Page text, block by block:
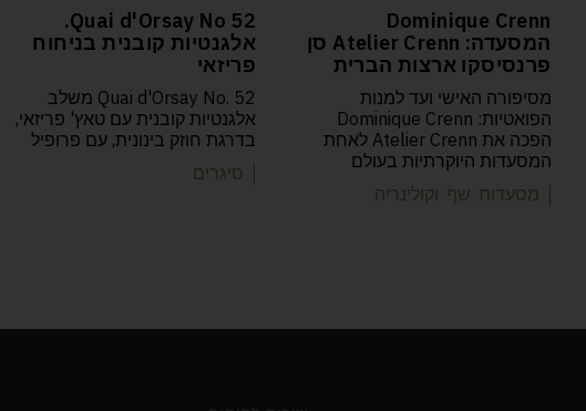
Dominique Crenn
המסעדה: Atelier Crenn סן
פרנסיסקו ארצות הברית
מסיפורה האישי ועד למנות
הפואטיות: Dominique Crenn
הפכה את Atelier Crenn לאחת
המסעדות היוקרתיות בעולם
| מסעדות שף וקולינריה
52 Quai d'Orsay No.
אלגנטיות קובנית בניחוח
פריזאי
Quai d'Orsay No. 52 משלב
אלגנטיות קובנית עם טאץ' פריזאי,
בדרגת חוזק בינונית, עם פרופיל
| סיגרים